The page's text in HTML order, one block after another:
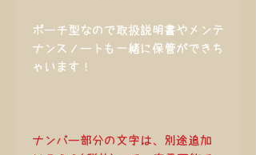
ポーチ型なので取扱説明書やメンテ
ナンスノートも一緒に保管ができち
ゃいます！
ナンバー部分の文字は、別途追加